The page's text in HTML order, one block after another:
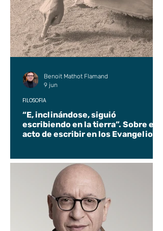
“E, inclinándose, siguió
escribiendo en la tierra”. Sobre el
acto de escribir en los Evangelios.
FILOSOFÍA
Benoit Mathot Flamand
9 jun